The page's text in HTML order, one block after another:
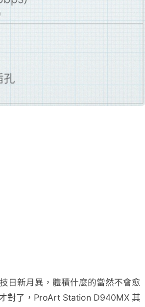
日新月異，體積什麼的當然不會愈
對了，ProArt Station D940MX 其